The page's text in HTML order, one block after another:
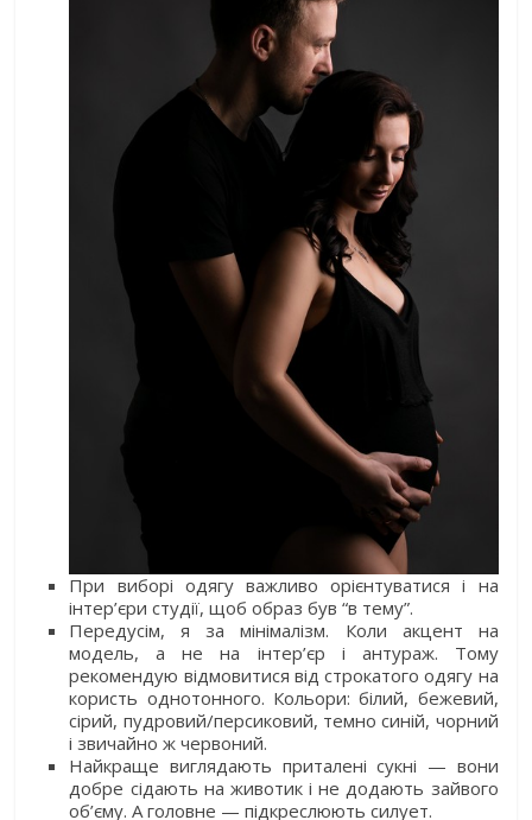
При виборі одягу важливо орієнтуватися і на
інтер’єри студії, щоб образ був “в тему”.
Передусім, я за мінімалізм. Коли акцент на
модель, а не на інтер’єр і антураж. Тому
рекомендую відмовитися від строкатого одягу на
користь однотонного. Кольори: білий, бежевий,
сірий, пудровий/персиковий, темно синій, чорний
і звичайно ж червоний.
Найкраще виглядають приталені сукні — вони
добре сідають на животик і не додають зайвого
об’єму. А головне — підкреслюють силует.